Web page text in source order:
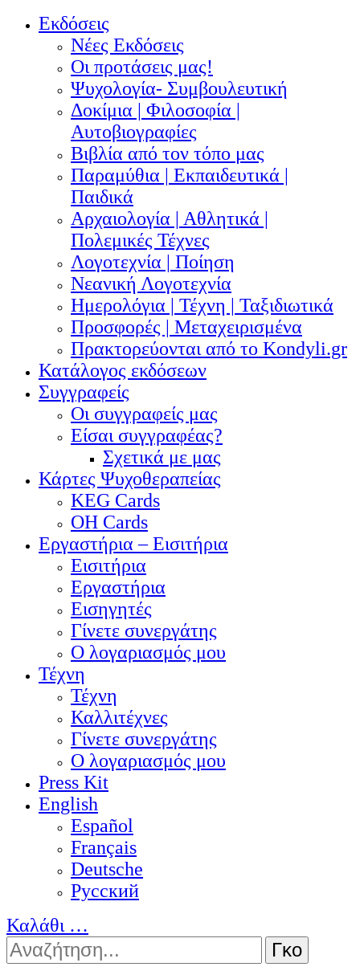
Εκδόσεις
Νέες Εκδόσεις
Οι προτάσεις μας!
Ψυχολογία- Συμβουλευτική
Δοκίμια | Φιλοσοφία |
Αυτοβιογραφίες
Βιβλία από τον τόπο μας
Παραμύθια | Εκπαιδευτικά |
Παιδικά
Αρχαιολογία | Αθλητικά |
Πολεμικές Τέχνες
Λογοτεχνία | Ποίηση
Νεανική Λογοτεχνία
Ημερολόγια | Τέχνη | Ταξιδιωτικά
Προσφορές | Μεταχειρισμένα
Πρακτορεύονται από το Kondyli.gr
Κατάλογος εκδόσεων
Συγγραφείς
Οι συγγραφείς μας
Είσαι συγγραφέας?
Σχετικά με μας
Κάρτες Ψυχοθεραπείας
KEG Cards
OH Cards
Εργαστήρια – Εισιτήρια
Εισιτήρια
Εργαστήρια
Εισηγητές
Γίνετε συνεργάτης
Ο λογαριασμός μου
Τέχνη
Τέχνη
Καλλιτέχνες
Γίνετε συνεργάτης
Ο λογαριασμός μου
Press Kit
English
Español
Français
Deutsche
Pусский
Καλάθι …